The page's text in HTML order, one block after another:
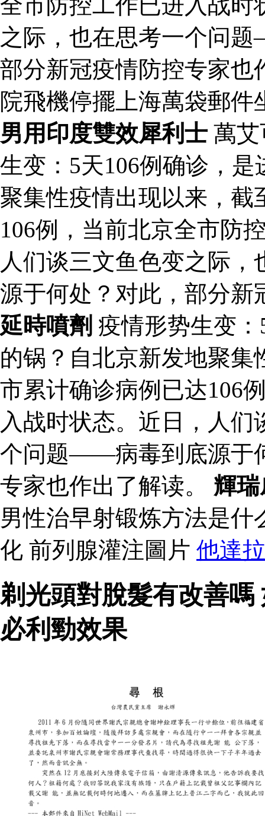
之际，也在思考一个问
部分新冠疫情防控专家
院飛機停擺上海萬袋郵
男用印度雙效犀利士 萬
生变：5天106例确诊，
聚集性疫情出现以来，截
106例，当前北京全市防
人们谈三文鱼色变之际
源于何处？对此，部分新
延時噴劑 疫情形势生变
的锅？自北京新发地聚
市累计确诊病例已达106
入战时状态。近日，人
个问题——病毒到底源于
专家也作出了解读。 輝
男性治早射锻炼方法是
化 前列腺灌注圖片 他達
剃光頭對脫髮有改善
必利勁效果